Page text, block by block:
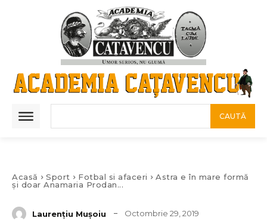
CAUTĂ
Acasă Sport Fotbal si afaceri
Astra e în mare formă
și doar Anamaria Prodan...
Laurenţiu Muşoiu Octombrie 29, 2019